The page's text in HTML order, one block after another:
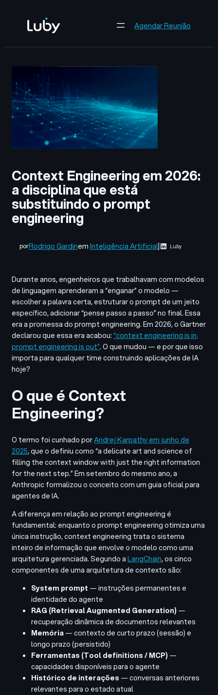
Agendar Reunião
Context Engineering em 2026:
a disciplina que está
substituindo o prompt
engineering
porRodrigo GardinemInteligência Artificial| Luby
Durante anos, engenheiros que trabalhavam com modelos
de linguagem aprenderam a “enganar” o modelo —
escolher a palavra certa, estruturar o prompt de um jeito
específico, adicionar “pense passo a passo” no final. Essa
era a promessa do prompt engineering. Em 2026, o Gartner
declarou que essa era acabou:“context engineering is in,
prompt engineering is out”. O que mudou — e por que isso
importa para qualquer time construindo aplicações de IA
hoje?
O que é Context
Engineering?
O termo foi cunhado porAndrej Karpathy em junho de
2025, que o definiu como “a delicate art and science of
filling the context window with just the right information
for the next step.” Em setembro do mesmo ano, a
Anthropic formalizou o conceito com um guia oficial para
agentes de IA.
A diferença em relação ao prompt engineering é
fundamental: enquanto o prompt engineering otimiza uma
única instrução, context engineering trata o sistema
inteiro de informação que envolve o modelo como uma
arquitetura gerenciada. Segundo aLangChain, os cinco
componentes de uma arquitetura de contexto são:
System prompt — instruções permanentes e
identidade do agente
RAG (Retrieval Augmented Generation) —
recuperação dinâmica de documentos relevantes
Memória— contexto de curto prazo (sessão) e
longo prazo (persistido)
Ferramentas (Tool definitions / MCP) —
capacidades disponíveis para o agente
Histórico de interações — conversas anteriores
relevantes para o estado atual